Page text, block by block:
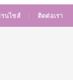
รนไชส์ ติดต่อเรา